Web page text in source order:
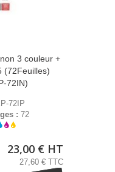
3 couleur +
(72Feuilles)
72IN)
72IP
: 72
23,00 € HT
27,60 € TTC